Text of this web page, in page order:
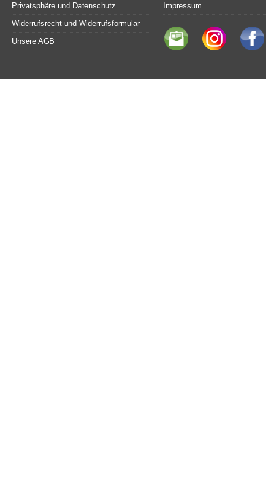
Privatsphäre und Datenschutz
Widerrufsrecht und Widerrufsformular
Unsere AGB
Impressum